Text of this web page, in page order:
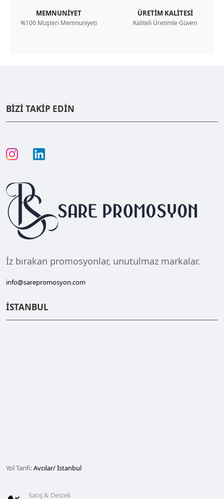
MEMNUNİYET
%100 Müşteri Memnuniyeti
ÜRETİM KALİTESİ
Kaliteli Üretimle Güven
BİZİ TAKİP EDİN
İz bırakan promosyonlar, unutulmaz markalar.
info@sarepromosyon.com
İSTANBUL
Yol Tarifi:Avcılar/ İstanbul
Satış & Destek